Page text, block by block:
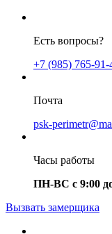
Есть вопросы?
+7 (985) 765-91-
Почта
psk-
Часы работы
ПН-ВС с 9:00
Вызвать замерщика